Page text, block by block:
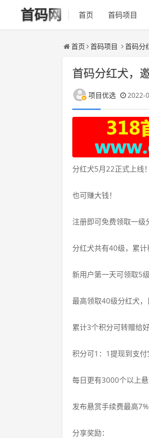
首码网 首页 首码项目
首页 首码项目 首码分
首码分红犬，
项目优选 2022-
分红犬5月22正式上线！
也可赚大钱！
注册即可免费领取一级
分红犬共有40级，累计
新用户第一天可领取5
最高领取40级分红犬，
累计3个积分可转赠给好
积分可1：1提现到支付
每日更有3000个以上
发布悬赏手续费最高7%
分享奖励：